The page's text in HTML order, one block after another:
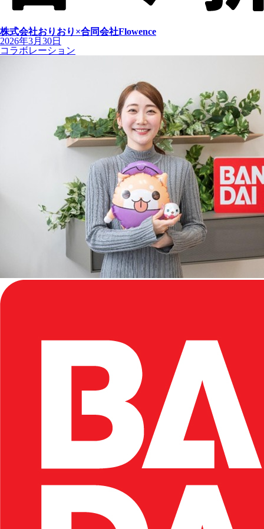
株式会社おりおり×合同会社Flowence
2026年3月30日
コラボレーション